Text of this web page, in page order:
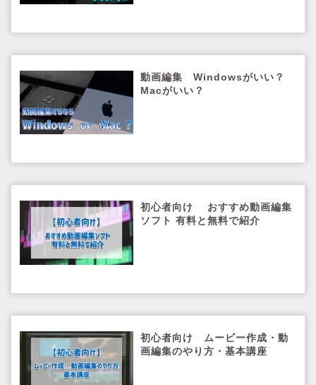
動画編集 Windowsがいい？
Macがいい？
初心者向け おすすめ動画編集
ソフト 有料と無料で紹介
初心者向け ムービー作成・動
画編集のやり方・基本講座